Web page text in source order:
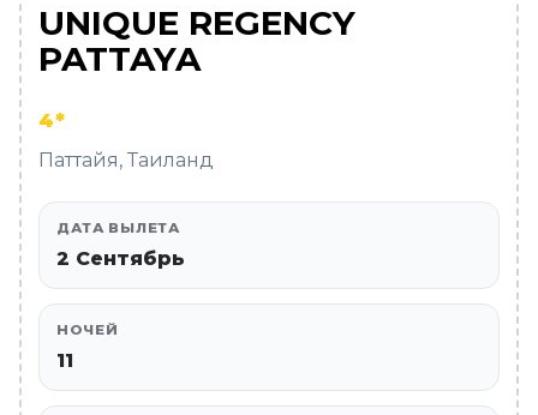
UNIQUE REGENCY
PATTAYA
4*
Паттайя, Таиланд
ДАТА ВЫЛЕТА
2 Сентябрь
НОЧЕЙ
11